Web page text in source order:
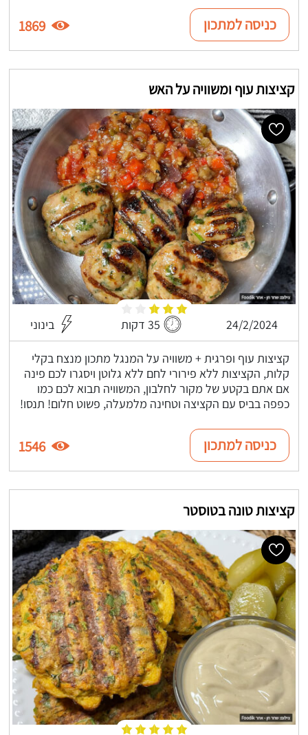
כניסה למתכון 1869
קציצות עוף ומשוויה על האש
24/2/2024 35 דקות בינוני
קציצות עוף ופרגית + משוויה על המנגל מתכון מנצח בקלי
קלות, הקציצות ללא פירורי לחם ללא גלוטן ויסגרו לכם פינה
אם אתם בקטע של מקור לחלבון, המשוויה תבוא לכם כמו
כפפה בביס עם הקציצה וטחינה מלמעלה, פשוט חלום! תנסו!
כניסה למתכון 1546
קציצות טונה בטוסטר